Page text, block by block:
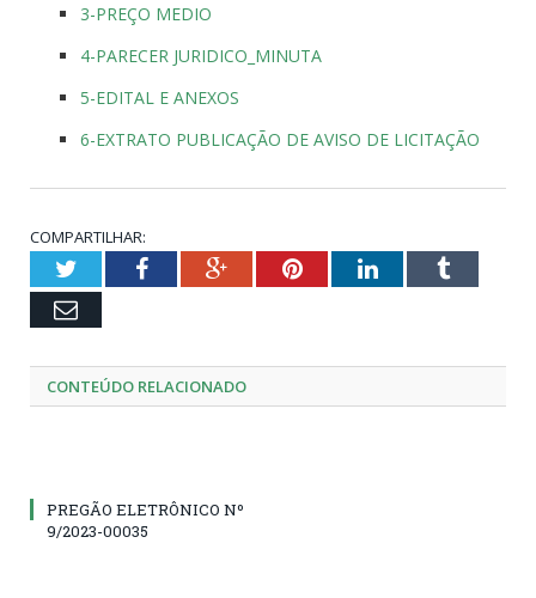
3-PREÇO MEDIO
4-PARECER JURIDICO_MINUTA
5-EDITAL E ANEXOS
6-EXTRATO PUBLICAÇÃO DE AVISO DE LICITAÇÃO
COMPARTILHAR:
TwitterFacebookGoogle+PinterestLinkedInTumblr
Email
CONTEÚDO RELACIONADO
PREGÃO ELETRÔNICO Nº
9/2023-00035